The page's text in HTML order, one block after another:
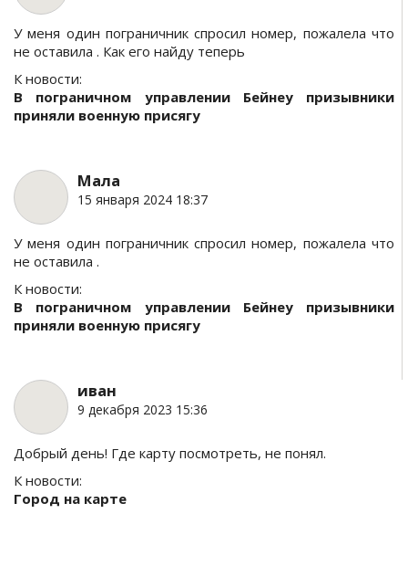
У меня один пограничник спросил номер, пожалела что
не оставила . Как его найду теперь
К новости:
В пограничном управлении Бейнеу призывники
приняли военную присягу
Мала
15 января 2024 18:37
У меня один пограничник спросил номер, пожалела что
не оставила .
К новости:
В пограничном управлении Бейнеу призывники
приняли военную присягу
иван
9 декабря 2023 15:36
Добрый день! Где карту посмотреть, не понял.
К новости:
Город на карте